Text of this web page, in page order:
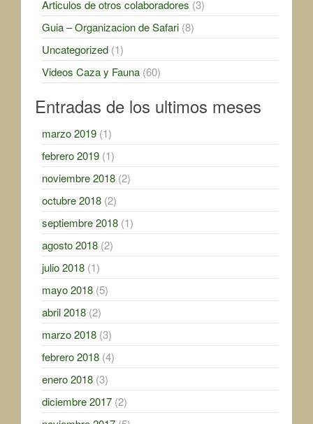
Articulos de otros colaboradores (3)
Guia – Organizacion de Safari (8)
Uncategorized (1)
Videos Caza y Fauna (60)
Entradas de los ultimos meses
marzo 2019 (1)
febrero 2019 (1)
noviembre 2018 (2)
octubre 2018 (2)
septiembre 2018 (1)
agosto 2018 (2)
julio 2018 (1)
mayo 2018 (5)
abril 2018 (2)
marzo 2018 (3)
febrero 2018 (4)
enero 2018 (3)
diciembre 2017 (2)